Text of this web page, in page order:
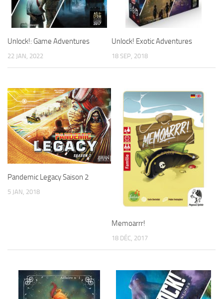
Unlock!: Game Adventures
22 JAN, 2022
Unlock! Exotic Adventures
18 SEP, 2018
Pandemic Legacy Saison 2
5 JAN, 2018
Memoarrr!
18 DÉC, 2017